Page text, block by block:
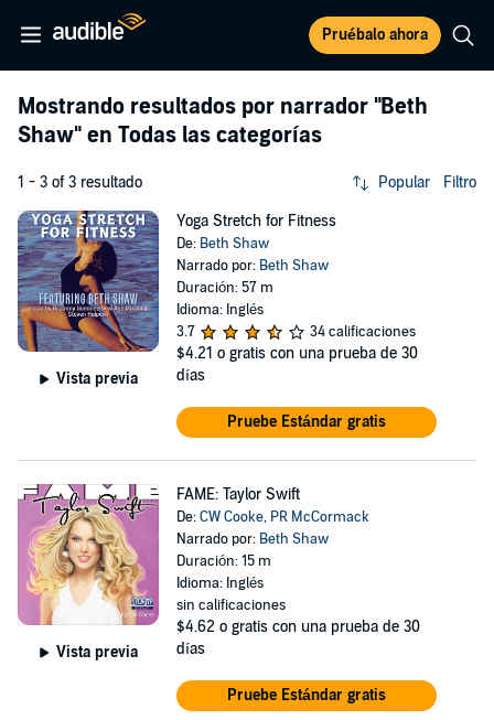
Pruébalo ahora
Mostrando resultados por narrador "Beth
Shaw" en Todas las categorías
1 - 3 of 3 resultado Popular Filtro
Vista previa
Yoga Stretch for Fitness
De: Beth Shaw
Narrado por: Beth Shaw
Duración: 57 m
Idioma: Inglés
3.7
34 calificaciones
$4.21 o gratis con una prueba de 30
días
Pruebe Estándar gratis
Vista previa
FAME: Taylor Swift
De:CW Cooke, PR McCormack
Narrado por: Beth Shaw
Duración: 15 m
Idioma: Inglés
sin calificaciones
$4.62 o gratis con una prueba de 30
días
Pruebe Estándar gratis